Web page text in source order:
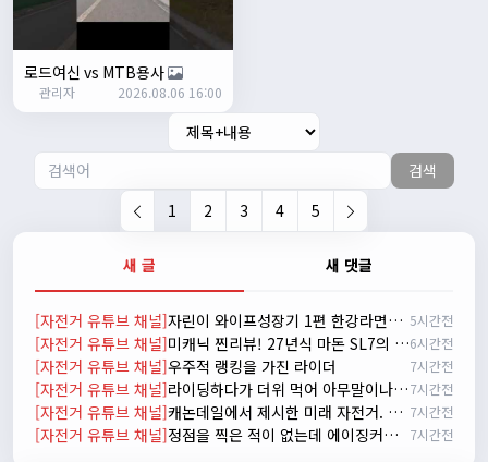
새 글 새 댓글
[자전거 유튜브 채널] 자린이 와이프성장기 1편 한강라면을 먹어보자~ 5시간전
[자전거 유튜브 채널] 미캐닉 찐리뷰! 27년식 마돈 SL7의 비밀6시간전
[자전거 유튜브 채널]우주적 랭킹을 가진 라이더 7시간전
[자전거 유튜브 채널] 라이딩하다가 더위 먹어 아무말이나 하는 신빵 인터뷰7시간전
[자전거 유튜브 채널] 캐논데일에서 제시한 미래 자전거. 캐논데일 시냅스 시승 리뷰 7시간전
[자전거 유튜브 채널] 정점을 찍은 적이 없는데 에이징커브라고? 7시간전
시즌온이랑 안라가 몬가요?
진우01:50:08
시즌온은 시즌이 시작됬다는거고 안라는 안전한 라이딩으로
자출조아
2/20/2025
시즌이 곧 다가오네요 ^^ 모두 안전한 라이딩 하시기 바랍니
다
2/22/2025
자출조아18:44:23
넵!! 잔차나라도 시즌온과 함께 바쁜 하루하루 보내세요~~
3/1/2025
자출조아08:54:33
수도권은 3.1절 연휴 비소식...ㅠ ㅠ
로드여신 vs MTB용사
관리자 2026.08.06 16:00
검색
1
2 3 4 5